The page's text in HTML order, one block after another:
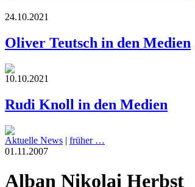
24.10.2021
Oliver Teutsch in den Medien
10.10.2021
Rudi Knoll in den Medien
Aktuelle News | früher …
01.11.2007
Alban Nikolai Herbst